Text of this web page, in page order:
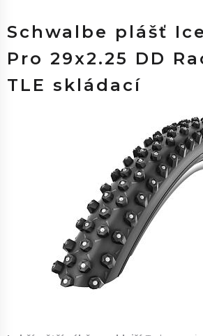
Schwalbe plášť
Pro 29x2.25 DD
TLE skládací